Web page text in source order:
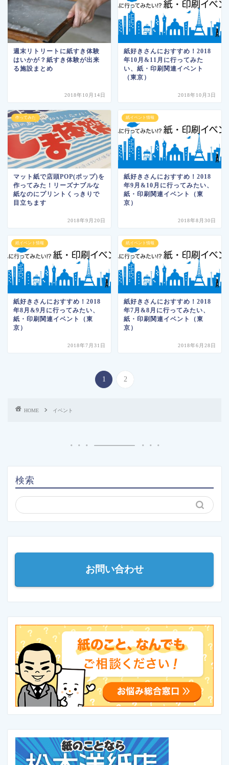
週末リトリートに紙すき体験
はいかが？紙すき体験が出来
る施設まとめ
2018年10月14日
紙好きさんにおすすめ！2018
年10月&11月に行ってみた
い、紙・印刷関連イベント
（東京）
2018年10月3日
作ってみた
マット紙で店頭POP(ポップ)を
作ってみた！リーズナブルな
紙なのにプリントくっきりで
目立ちます
2018年9月20日
紙イベント情報
紙好きさんにおすすめ！2018
年9月&10月に行ってみたい、
紙・印刷関連イベント（東
京）
2018年8月30日
紙イベント情報
紙好きさんにおすすめ！2018
年8月&9月に行ってみたい、
紙・印刷関連イベント（東
京）
2018年7月31日
紙イベント情報
紙好きさんにおすすめ！2018
年7月&8月に行ってみたい、
紙・印刷関連イベント（東
京）
2018年6月28日
1 2
HOME イベント
検索
お問い合わせ